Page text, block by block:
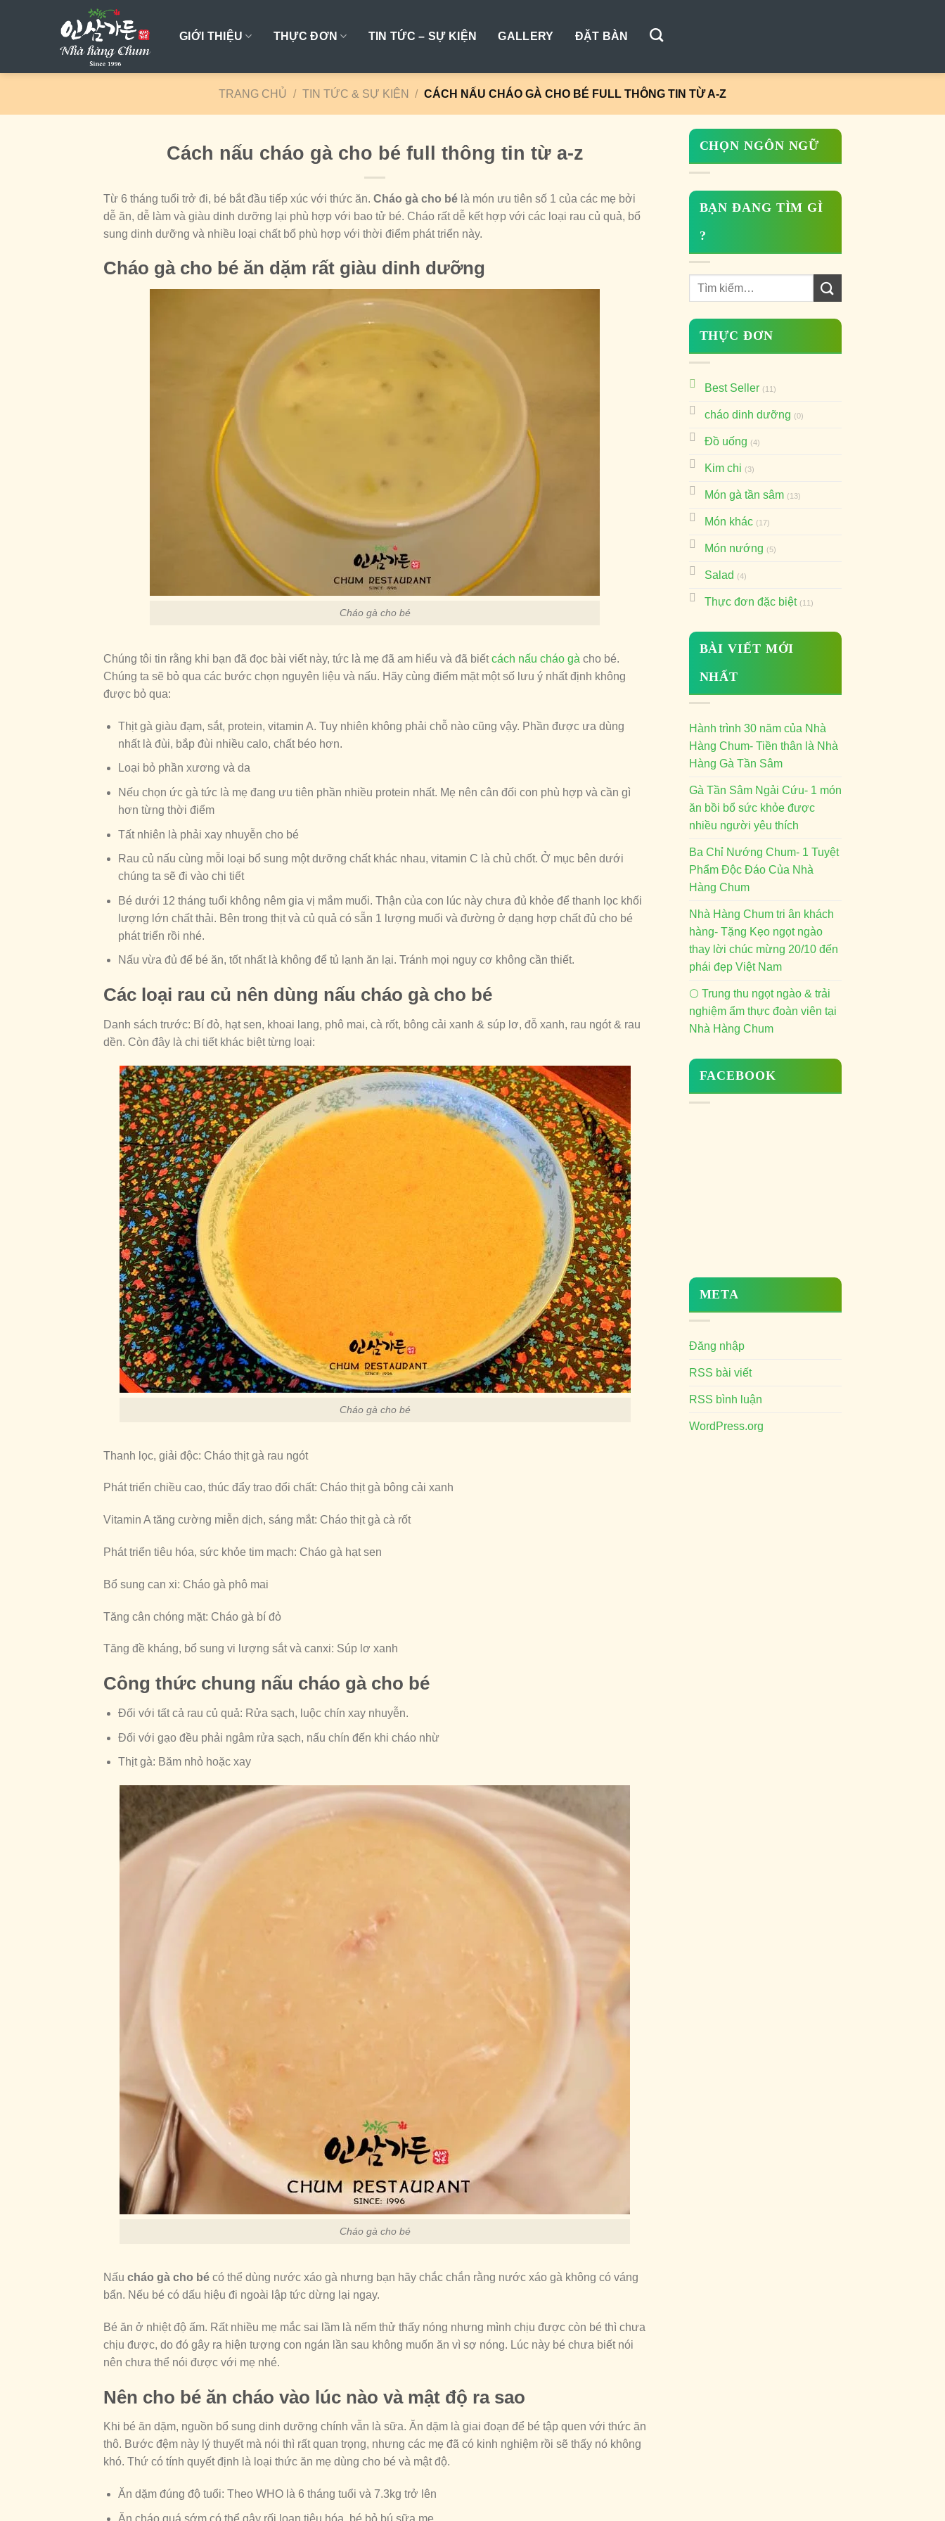
GIỚI THIỆU THỰC ĐƠN TIN TỨC – SỰ KIỆN GALLERY ĐẶT BÀN
TRANG CHỦ / TIN TỨC & SỰ KIỆN / CÁCH NẤU CHÁO GÀ CHO BÉ FULL THÔNG TIN TỪ A-Z
Cách nấu cháo gà cho bé full thông tin từ a-z
Từ 6 tháng tuổi trở đi, bé bắt đầu tiếp xúc với thức ăn. Cháo gà cho bé là món ưu tiên số 1 của các mẹ bởi
dễ ăn, dễ làm và giàu dinh dưỡng lại phù hợp với bao tử bé. Cháo rất dễ kết hợp với các loại rau củ quả, bổ
sung dinh dưỡng và nhiều loại chất bổ phù hợp với thời điểm phát triển này.
Cháo gà cho bé ăn dặm rất giàu dinh dưỡng
Cháo gà cho bé
Chúng tôi tin rằng khi bạn đã đọc bài viết này, tức là mẹ đã am hiểu và đã biếtcách nấu cháo gà cho bé.
Chúng ta sẽ bỏ qua các bước chọn nguyên liệu và nấu. Hãy cùng điểm mặt một số lưu ý nhất định không
được bỏ qua:
Thịt gà giàu đạm, sắt, protein, vitamin A. Tuy nhiên không phải chỗ nào cũng vậy. Phần được ưa dùng
nhất là đùi, bắp đùi nhiều calo, chất béo hơn.
Loại bỏ phần xương và da
Nếu chọn ức gà tức là mẹ đang ưu tiên phần nhiều protein nhất. Mẹ nên cân đối con phù hợp và cần gì
hơn từng thời điểm
Tất nhiên là phải xay nhuyễn cho bé
Rau củ nấu cùng mỗi loại bổ sung một dưỡng chất khác nhau, vitamin C là chủ chốt. Ở mục bên dưới
chúng ta sẽ đi vào chi tiết
Bé dưới 12 tháng tuổi không nêm gia vị mắm muối. Thận của con lúc này chưa đủ khỏe để thanh lọc khối
lượng lớn chất thải. Bên trong thịt và củ quả có sẵn 1 lượng muối và đường ở dạng hợp chất đủ cho bé
phát triển rồi nhé.
Nấu vừa đủ để bé ăn, tốt nhất là không để tủ lạnh ăn lại. Tránh mọi nguy cơ không cần thiết.
Các loại rau củ nên dùng nấu cháo gà cho bé
Danh sách trước: Bí đỏ, hạt sen, khoai lang, phô mai, cà rốt, bông cải xanh & súp lơ, đỗ xanh, rau ngót & rau
dền. Còn đây là chi tiết khác biệt từng loại:
Cháo gà cho bé
Thanh lọc, giải độc: Cháo thịt gà rau ngót
Phát triển chiều cao, thúc đẩy trao đổi chất: Cháo thịt gà bông cải xanh
Vitamin A tăng cường miễn dịch, sáng mắt: Cháo thịt gà cà rốt
Phát triển tiêu hóa, sức khỏe tim mạch: Cháo gà hạt sen
Bổ sung can xi: Cháo gà phô mai
Tăng cân chóng mặt: Cháo gà bí đỏ
Tăng đề kháng, bổ sung vi lượng sắt và canxi: Súp lơ xanh
Công thức chung nấu cháo gà cho bé
Đối với tất cả rau củ quả: Rửa sạch, luộc chín xay nhuyễn.
Đối với gạo đều phải ngâm rửa sạch, nấu chín đến khi cháo nhừ
Thịt gà: Băm nhỏ hoặc xay
Cháo gà cho bé
Nấu cháo gà cho bé có thể dùng nước xáo gà nhưng bạn hãy chắc chắn rằng nước xáo gà không có váng
bẩn. Nếu bé có dấu hiệu đi ngoài lập tức dừng lại ngay.
Bé ăn ở nhiệt độ ấm. Rất nhiều mẹ mắc sai lầm là nếm thử thấy nóng nhưng mình chịu được còn bé thì chưa
chịu được, do đó gây ra hiện tượng con ngán lần sau không muốn ăn vì sợ nóng. Lúc này bé chưa biết nói
nên chưa thể nói được với mẹ nhé.
Nên cho bé ăn cháo vào lúc nào và mật độ ra sao
Khi bé ăn dặm, nguồn bổ sung dinh dưỡng chính vẫn là sữa. Ăn dặm là giai đoạn để bé tập quen với thức ăn
thô. Bước đệm này lý thuyết mà nói thì rất quan trọng, nhưng các mẹ đã có kinh nghiệm rồi sẽ thấy nó không
khó. Thứ có tính quyết định là loại thức ăn mẹ dùng cho bé và mật độ.
Ăn dặm đúng độ tuổi: Theo WHO là 6 tháng tuổi và 7.3kg trở lên
Ăn cháo quá sớm có thể gây rối loạn tiêu hóa, bé bỏ bú sữa mẹ
CHỌN NGÔN NGỮ
BẠN ĐANG TÌM GÌ
?
THỰC ĐƠN
Best Seller (11)
cháo dinh dưỡng (0)
Đồ uống (4)
Kim chi (3)
Món gà tần sâm (13)
Món khác (17)
Món nướng (5)
Salad (4)
Thực đơn đặc biệt (11)
BÀI VIẾT MỚI
NHẤT
Hành trình 30 năm của Nhà
Hàng Chum- Tiền thân là Nhà
Hàng Gà Tần Sâm
Gà Tần Sâm Ngải Cứu- 1 món
ăn bồi bổ sức khỏe được
nhiều người yêu thích
Ba Chỉ Nướng Chum- 1 Tuyệt
Phẩm Độc Đáo Của Nhà
Hàng Chum
Nhà Hàng Chum tri ân khách
hàng- Tặng Kẹo ngọt ngào
thay lời chúc mừng 20/10 đến
phái đẹp Việt Nam
🌕 Trung thu ngọt ngào & trải
nghiệm ẩm thực đoàn viên tại
Nhà Hàng Chum
FACEBOOK
META
Đăng nhập
RSS bài viết
RSS bình luận
WordPress.org